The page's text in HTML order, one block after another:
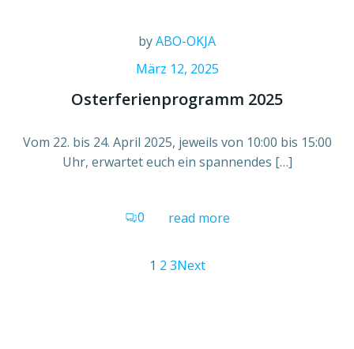
byABO-OKJA
März 12, 2025
Osterferienprogramm 2025
Vom 22. bis 24. April 2025, jeweils von 10:00 bis 15:00
Uhr, erwartet euch ein spannendes […]
0 read more
1 2 3Next